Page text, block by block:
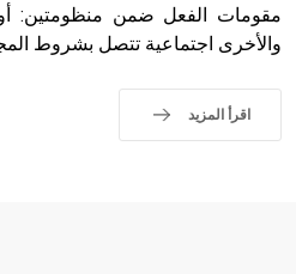
مقومات الفعل ضمن منظومتين:
والأخرى اجتماعية تتصل بشروط
اقرأ المزيد